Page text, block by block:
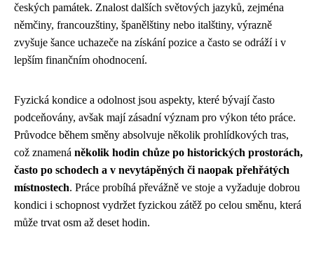
českých památek. Znalost dalších světových jazyků, zejména
němčiny, francouzštiny, španělštiny nebo italštiny, výrazně
zvyšuje šance uchazeče na získání pozice a často se odráží i v
lepším finančním ohodnocení.
Fyzická kondice a odolnost jsou aspekty, které bývají často
podceňovány, avšak mají zásadní význam pro výkon této práce.
Průvodce během směny absolvuje několik prohlídkových tras,
což znamená několik hodin chůze po historických prostorách,
často po schodech a v nevytápěných či naopak přehřátých
místnostech. Práce probíhá převážně ve stoje a vyžaduje dobrou
kondici i schopnost vydržet fyzickou zátěž po celou směnu, která
může trvat osm až deset hodin.